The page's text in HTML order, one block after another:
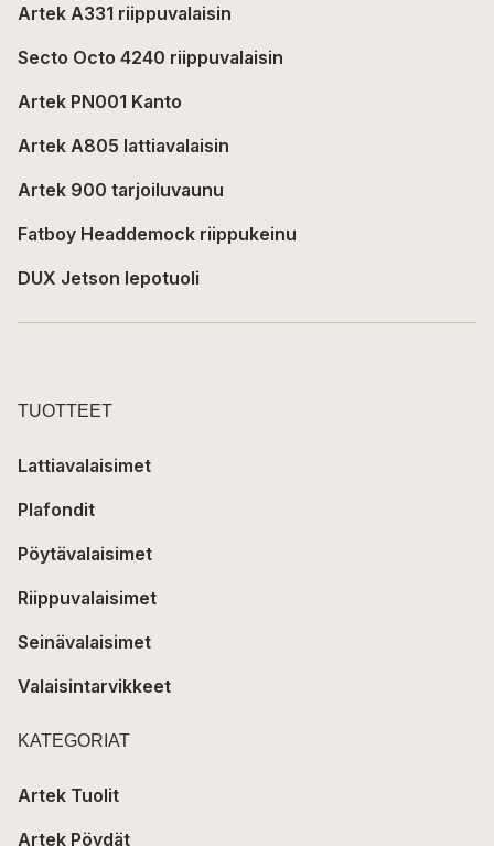
Artek A331 riippuvalaisin
Secto Octo 4240 riippuvalaisin
Artek PN001 Kanto
Artek A805 lattiavalaisin
Artek 900 tarjoiluvaunu
Fatboy Headdemock riippukeinu
DUX Jetson lepotuoli
TUOTTEET
Lattiavalaisimet
Plafondit
Pöytävalaisimet
Riippuvalaisimet
Seinävalaisimet
Valaisintarvikkeet
KATEGORIAT
Artek Tuolit
Artek Pöydät